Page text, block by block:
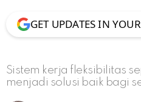
GET UPDATES IN
Sistem kerja fleksibilitas
menjadi solusi baik bagi